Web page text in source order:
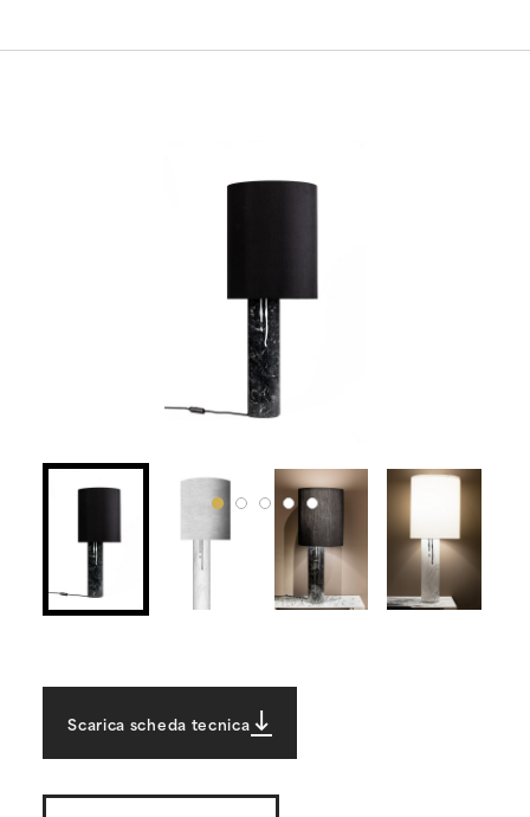
Scarica scheda tecnica